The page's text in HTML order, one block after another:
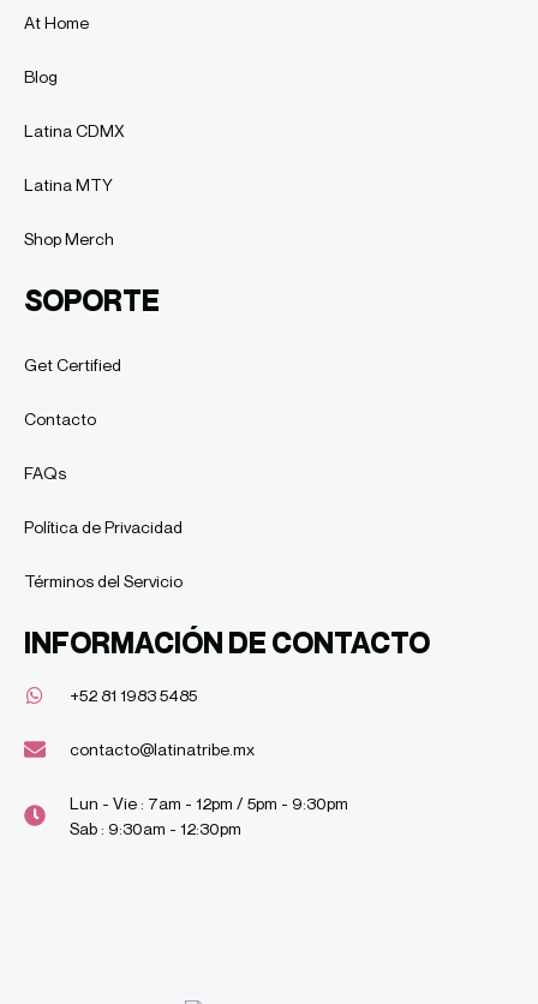
At Home
Blog
Latina CDMX
Latina MTY
Shop Merch
SOPORTE
Get Certified
Contacto
FAQs
Política de Privacidad
Términos del Servicio
INFORMACIÓN DE CONTACTO
+52 81 1983 5485
contacto@latinatribe.mx
Lun - Vie : 7am - 12pm / 5pm - 9:30pm
Sab : 9:30am - 12:30pm